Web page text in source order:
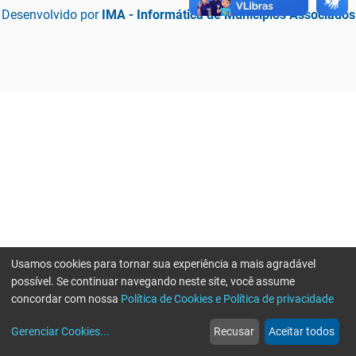
Desenvolvido por IMA - Informática de Municípios Associados
web
Notícias
more_horiz
Mais
Usamos cookies para tornar sua experiência a mais agradável
possível. Se continuar navegando neste site, você assume
concordar com nossa Política de Cookies e Política de privacidade
Gerenciar Cookies... Recusar Aceitar todos
Erro ao enviar informações, por favor tente novamente